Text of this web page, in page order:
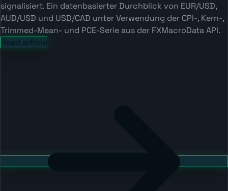
signalisiert. Ein datenbasierter Durchblick von EUR/USD,
AUD/USD und USD/CAD unter Verwendung der CPI-, Kern-,
Trimmed-Mean- und PCE-Serie aus der FXMacroData API.
Read article